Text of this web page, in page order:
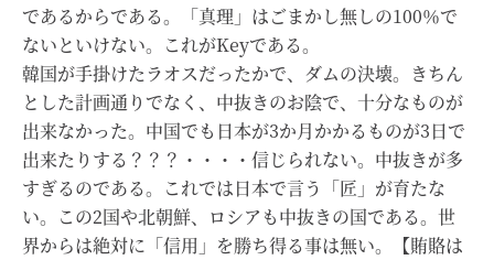
であるからである。「真理」はごまかし無しの100％で
ないといけない。これがKeyである。
韓国が手掛けたラオスだったかで、ダムの決壊。きちん
とした計画通りでなく、中抜きのお陰で、十分なものが
出来なかった。中国でも日本が3か月かかるものが3日で
出来たりする？？？・・・・信じられない。中抜きが多
すぎるのである。これでは日本で言う「匠」が育たな
い。この2国や北朝鮮、ロシアも中抜きの国である。世
界からは絶対に「信用」を勝ち得る事は無い。【賄賂は